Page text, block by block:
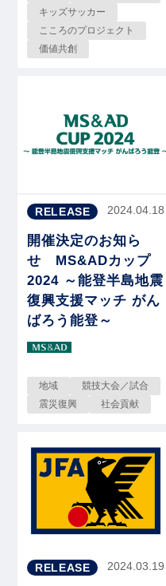
キッズサッカー
こころのプロジェクト
価値共創
RELEASE 2024.04.18
開催決定のお知ら
せ MS&ADカップ
2024 ～能登半島地震
復興支援マッチ がん
ばろう能登～
地域
競技大会／試合
震災復興
社会貢献
RELEASE 2024.03.19